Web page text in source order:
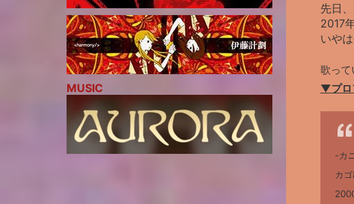
先日、
2017
いや
歌っ
▼プロ
-カ
カ
MUSIC